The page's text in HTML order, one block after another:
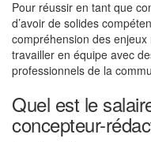
Pour réussir en tant que
d’avoir de solides
compréhension des
travailler en équipe avec
professionnels de la
Quel est le
concepteur-